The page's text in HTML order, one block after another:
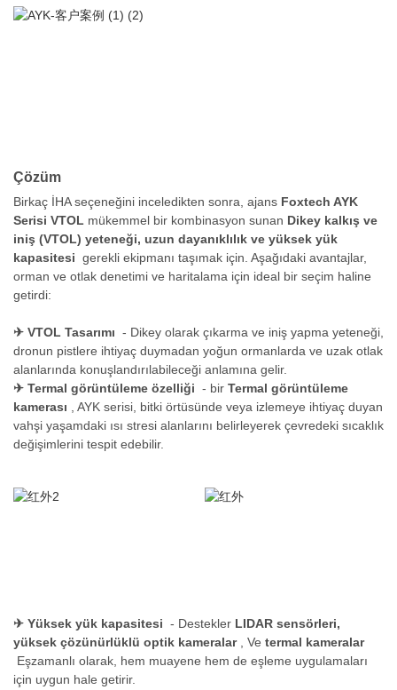
Çözüm
Birkaç İHA seçeneğini inceledikten sonra, ajans Foxtech AYK
Serisi VTOL mükemmel bir kombinasyon sunan Dikey kalkış ve
iniş (VTOL) yeteneği, uzun dayanıklılık ve yüksek yük
kapasitesi gerekli ekipmanı taşımak için. Aşağıdaki avantajlar,
orman ve otlak denetimi ve haritalama için ideal bir seçim haline
getirdi:
✈ VTOL Tasarımı - Dikey olarak çıkarma ve iniş yapma yeteneği,
dronun pistlere ihtiyaç duymadan yoğun ormanlarda ve uzak otlak
alanlarında konuşlandırılabileceği anlamına gelir.
✈ Termal görüntüleme özelliği - bir Termal görüntüleme
kamerası , AYK serisi, bitki örtüsünde veya izlemeye ihtiyaç duyan
vahşi yaşamdaki ısı stresi alanlarını belirleyerek çevredeki sıcaklık
değişimlerini tespit edebilir.
✈ Yüksek yük kapasitesi - Destekler LIDAR sensörleri,
yüksek çözünürlüklü optik kameralar
, Ve termal kameralar
Eşzamanlı olarak, hem muayene hem de eşleme uygulamaları
için uygun hale getirir.